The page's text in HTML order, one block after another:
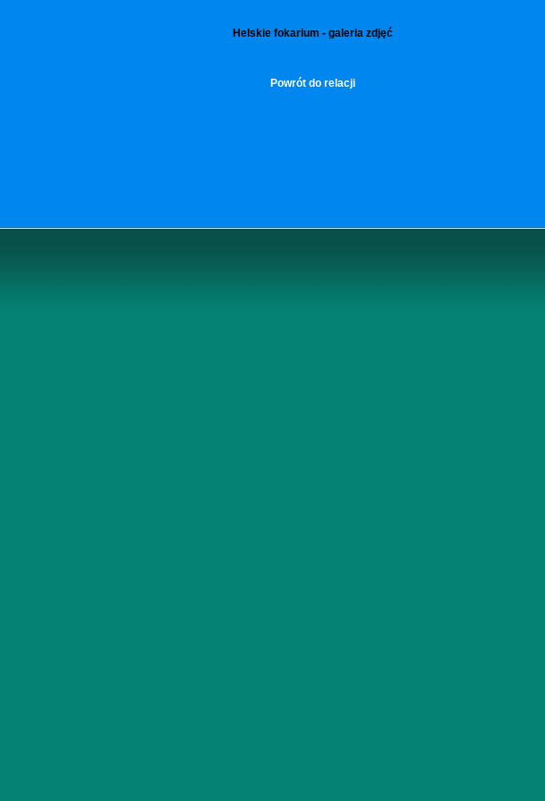
Helskie fokarium - galeria zdjęć
Powrót do relacji